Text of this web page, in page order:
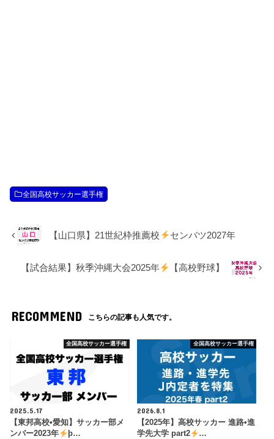
全国高校サッカー選手権
【山口県】21世紀枠推薦校 センバツ2027年
【試合結果】秋季沖縄大会2025年 【高校野球】
RECOMMEND こちらの記事も人気です。
全国高校サッカー選手権
2025.5.17
【東邦高校•愛知】サッカー部メ
ンバー2023年
þ…
全国高校サッカー選手権
2026.8.1
【2025年】高校サッカー 進路•進
学先大学 part2
…